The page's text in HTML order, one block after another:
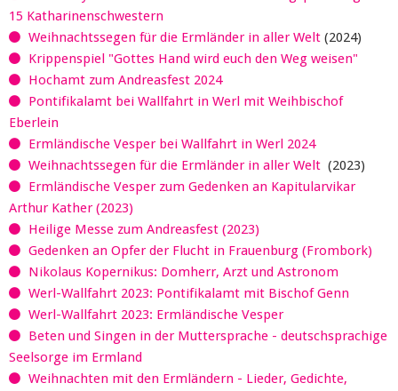
15 Katharinenschwestern
Weihnachtssegen für die Ermländer in aller Welt (2024)
Krippenspiel "Gottes Hand wird euch den Weg weisen"
Hochamt zum Andreasfest 2024
Pontifikalamt bei Wallfahrt in Werl mit Weihbischof
Eberlein
Ermländische Vesper bei Wallfahrt in Werl 2024
Weihnachtssegen für die Ermländer in aller Welt (2023)
Ermländische Vesper zum Gedenken an Kapitularvikar
Arthur Kather (2023)
Heilige Messe zum Andreasfest (2023)
Gedenken an Opfer der Flucht in Frauenburg (Frombork)
Nikolaus Kopernikus: Domherr, Arzt und Astronom
Werl-Wallfahrt 2023: Pontifikalamt mit Bischof Genn
Werl-Wallfahrt 2023: Ermländische Vesper
Beten und Singen in der Muttersprache - deutschsprachige
Seelsorge im Ermland
Weihnachten mit den Ermländern - Lieder, Gedichte,